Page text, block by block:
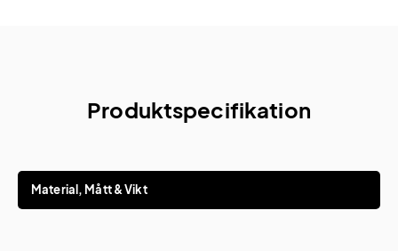
Produktspecifikation
Material, Mått & Vikt